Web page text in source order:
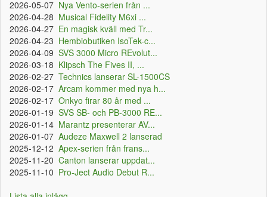
2026-05-07 Nya Vento-serien från ...
2026-04-28 Musical Fidelity M6xi ...
2026-04-27 En magisk kväll med Tr...
2026-04-23 Hembiobutiken IsoTek-c...
2026-04-09 SVS 3000 Micro REvolut...
2026-03-18 Klipsch The Fives II, ...
2026-02-27 Technics lanserar SL-1500CS
2026-02-17 Arcam kommer med nya h...
2026-02-17 Onkyo firar 80 år med ...
2026-01-19 SVS SB- och PB-3000 RE...
2026-01-14 Marantz presenterar AV...
2026-01-07 Audeze Maxwell 2 lanserad
2025-12-12 Apex-serien från frans...
2025-11-20 Canton lanserar uppdat...
2025-11-10 Pro-Ject Audio Debut R...